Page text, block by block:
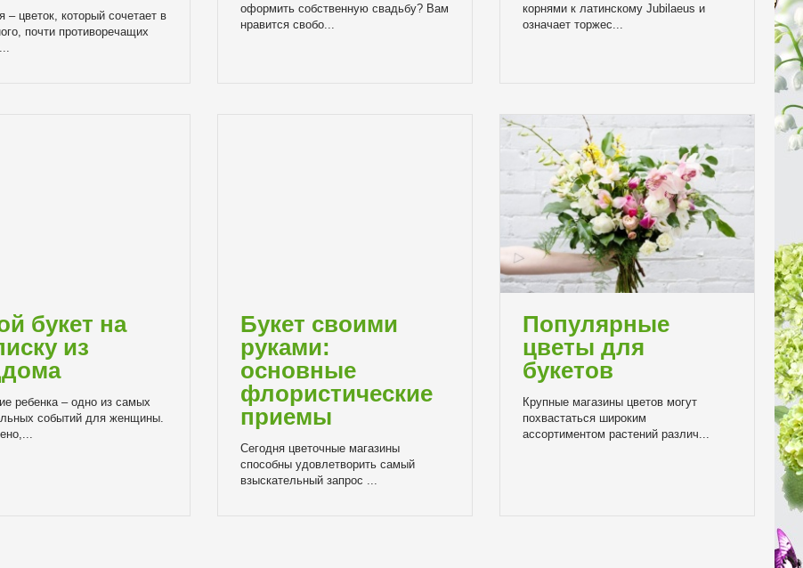
– цветок, который сочетает в
почти противоречащих
оформить собственную свадьбу? Вам
нравится свобо...
корнями к латинскому Jubilaeus и
означает торжес...
букет на
из
ребенка – одно из самых
событий для женщины.
Букет своими
руками:
основные
флористические
приемы
Сегодня цветочные магазины
способны удовлетворить самый
взыскательный запрос ...
Популярные
цветы для
букетов
Крупные магазины цветов могут
похвастаться широким
ассортиментом растений различ...